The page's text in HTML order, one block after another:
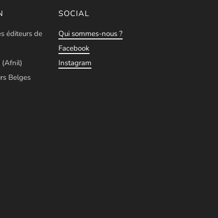
éditeurs de
(Afnil)
Belges
SOCIAL
Qui sommes-nous ?
Facebook
Instagram